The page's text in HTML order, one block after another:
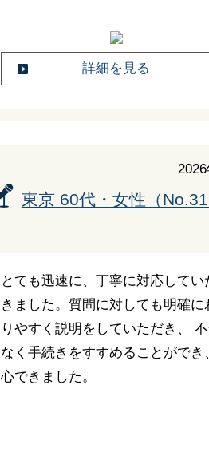
詳細を見る
2026
東京 60代・女性（
とても迅速に、丁寧に対応してい
きました。質問に対しても明確に
りやすく説明をしていただき、
なく手続きをすすめることができ
心できました。